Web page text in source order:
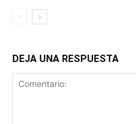
DEJA UNA RESPUESTA